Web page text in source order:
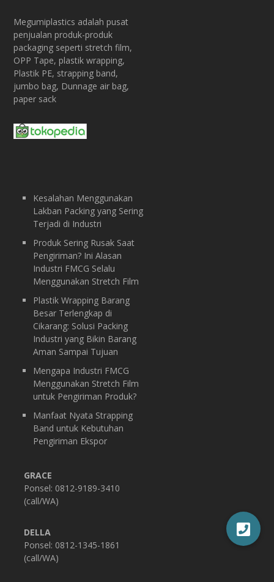
Megumiplastics adalah pusat
penjualan produk-produk
packaging seperti stretch film,
OPP Tape, plastik wrapping,
Plastik PE, strapping band,
jumbo bag, Dunnage air bag,
paper sack
Kesalahan Menggunakan
Lakban Packing yang Sering
Terjadi di Industri
Produk Sering Rusak Saat
Pengiriman? Ini Alasan
Industri FMCG Selalu
Menggunakan Stretch Film
Plastik Wrapping Barang
Besar Terlengkap di
Cikarang: Solusi Packing
Industri yang Bikin Barang
Aman Sampai Tujuan
Mengapa Industri FMCG
Menggunakan Stretch Film
untuk Pengiriman Produk?
Manfaat Nyata Strapping
Band untuk Kebutuhan
Pengiriman Ekspor
GRACE
Ponsel: 0812-9189-3410
(call/WA)
DELLA
Ponsel: 0812-1345-1861
(call/WA)